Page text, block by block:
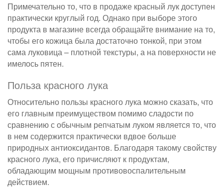
Примечательно то, что в продаже красный лук доступен
практически круглый год. Однако при выборе этого
продукта в магазине всегда обращайте внимание на то,
чтобы его кожица была достаточно тонкой, при этом
сама луковица – плотной текстуры, а на поверхности не
имелось пятен.
Польза красного лука
Относительно пользы красного лука можно сказать, что
его главным преимуществом помимо сладости по
сравнению с обычным репчатым луком является то, что
в нем содержится практически вдвое больше
природных антиоксидантов. Благодаря такому свойству
красного лука, его причисляют к продуктам,
обладающим мощным противовоспалительным
действием.